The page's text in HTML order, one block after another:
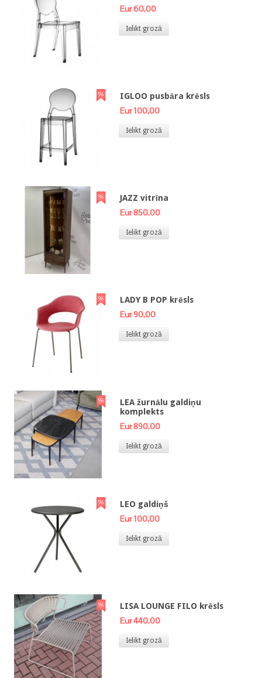
Eur 60,00
Ielikt grozā
IGLOO pusbāra krēsls
Eur 100,00
Ielikt grozā
JAZZ vitrīna
Eur 850,00
Ielikt grozā
LADY B POP krēsls
Eur 90,00
Ielikt grozā
LEA žurnālu galdiņu
komplekts
Eur 890,00
Ielikt grozā
LEO galdiņš
Eur 100,00
Ielikt grozā
LISA LOUNGE FILO krēsls
Eur 440,00
Ielikt grozā